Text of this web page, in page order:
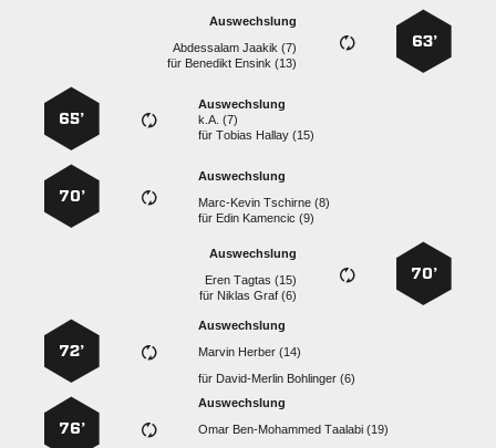
63’
Auswechslung
  
für   
Auswechslung
k.A. (7)
für  
65’
Auswechslung
  
für   
70’
70’
Auswechslung
  
für   
Auswechslung
  
für   
72’
Auswechslung
   
76’